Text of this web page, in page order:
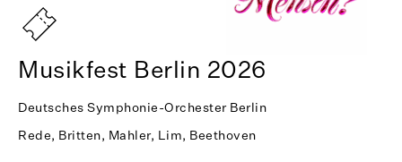
Musikfest Berlin 2026
Deutsches Symphonie-Orchester Berlin
Rede, Britten, Mahler, Lim, Beethoven